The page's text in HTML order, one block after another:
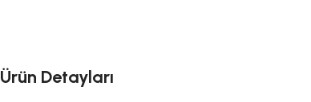
Ürün Detayları